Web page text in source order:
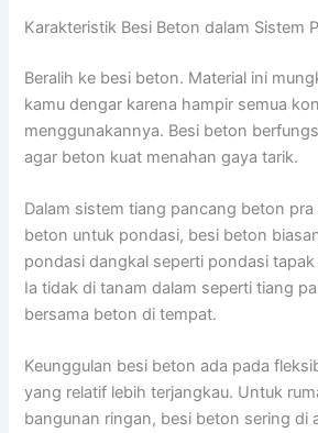
Karakteristik Besi Beton dalam Sistem
Beralih ke besi beton. Material ini
kamu dengar karena hampir semua
menggunakannya. Besi beton
agar beton kuat menahan gaya tarik.
Dalam sistem tiang pancang beton
beton untuk pondasi, besi beton
pondasi dangkal seperti pondasi tapak
Ia tidak di tanam dalam seperti tiang
bersama beton di tempat.
Keunggulan besi beton ada pada
yang relatif lebih terjangkau. Untuk
bangunan ringan, besi beton sering di